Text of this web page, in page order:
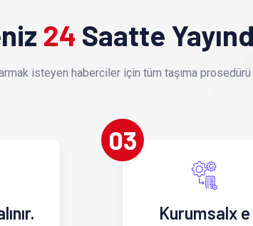
24 Saatte
isteyen haberciler için tüm taşıma
03
Kurumsalx e